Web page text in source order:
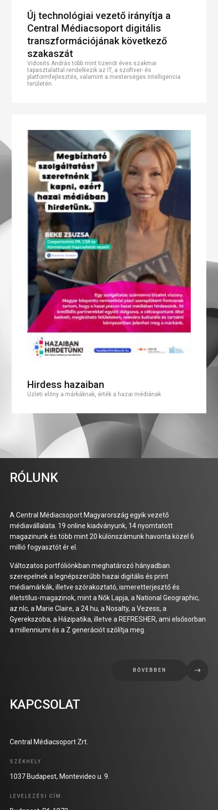
Új technológiai vezető irányítja a
Central Médiacsoport digitális
transzformációjának következő
szakaszát
Vidosits András több mint tizenöt éves szakmai
tapasztalattal rendelkezik az IT, a szoftver- és
platformfejlesztés, valamint a mesterséges intelligencia
területén.
Hirdess hazaiban
Üzleti előny a márkáknak, érték a hazai médiának
RÓLUNK
A Central Médiacsoport Magyarország egyik vezető
médiavállalata. 19 online kiadványunk, 14 nyomtatott
magazinunk és több mint 20 különszámunk havonta közel 6
millió fogyasztót ér el.
Változatos portfóliónkban meghatározó hányadban
szerepelnek a legnépszerűbb hazai digitális és print
médiamárkák, illetve szórakoztató, ismeretterjesztő és
életstílus-magazinok, mint a Nők Lapja, a National Geographic,
az nlc, a Marie Claire, a 24.hu, a Nosalty, a Vezess, a
Gyerekszoba, a Házipatika, illetve a REFRESHER, ami elsősorban
a millenniumi és a Z generációt szólítja meg.
BŐVEBBEN
KAPCSOLAT
Central Médiacsoport Zrt.
SZÉKHELY
1037 Budapest, Montevideo u. 9.
LEVELEZÉSI CÍM